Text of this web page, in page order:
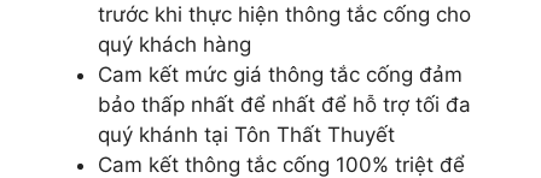
trước khi thực hiện thông tắc cống cho
quý khách hàng
Cam kết mức giá thông tắc cống đảm
bảo thấp nhất để nhất để hỗ trợ tối đa
quý khánh tại Tôn Thất Thuyết
Cam kết thông tắc cống 100% triệt để